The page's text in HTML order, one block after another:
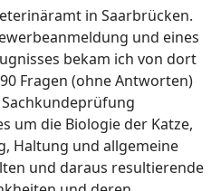
in Saarbrücken.
und eines
bekam ich von dort
Fragen (ohne Antworten)
um die Biologie der Katze,
Haltung und allgemeine
und daraus resultierende